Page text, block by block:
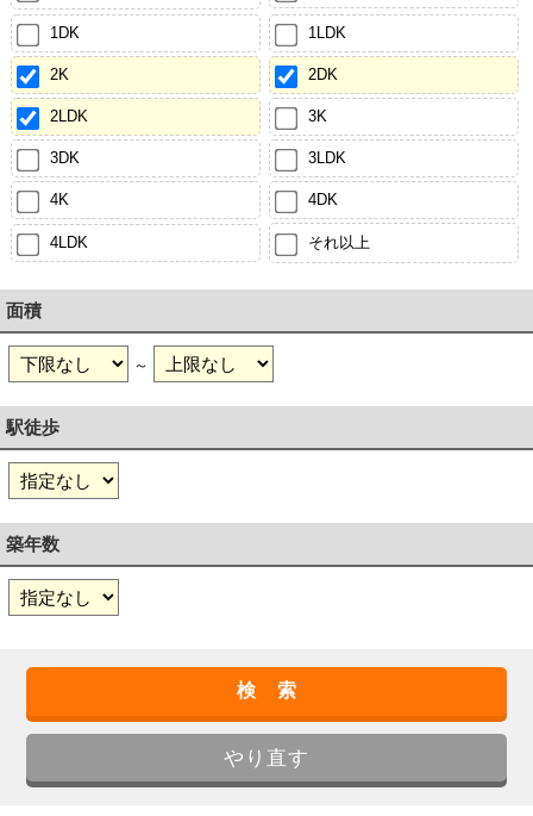
1DK 1LDK
2K 2DK
2LDK 3K
3DK 3LDK
4K 4DK
4LDK それ以上
面積
～
駅徒歩
築年数